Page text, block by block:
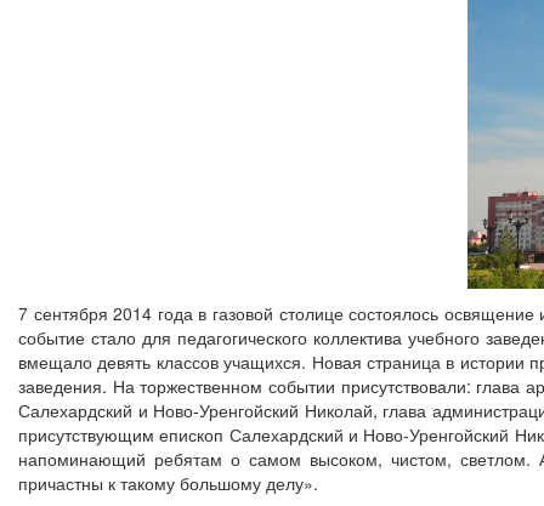
7 сентября 2014 года в газовой столице состоялось
событие стало для педагогического коллектива учебного
вмещало девять классов учащихся. Новая страница в истории
заведения. На торжественном событии присутствовали: глава
Салехардский и Ново-Уренгойский Николай, глава
присутствующим епископ Салехардский и Ново-Уренгойский
напоминающий ребятам о самом высоком, чистом, светлом.
причастны к такому большому делу».